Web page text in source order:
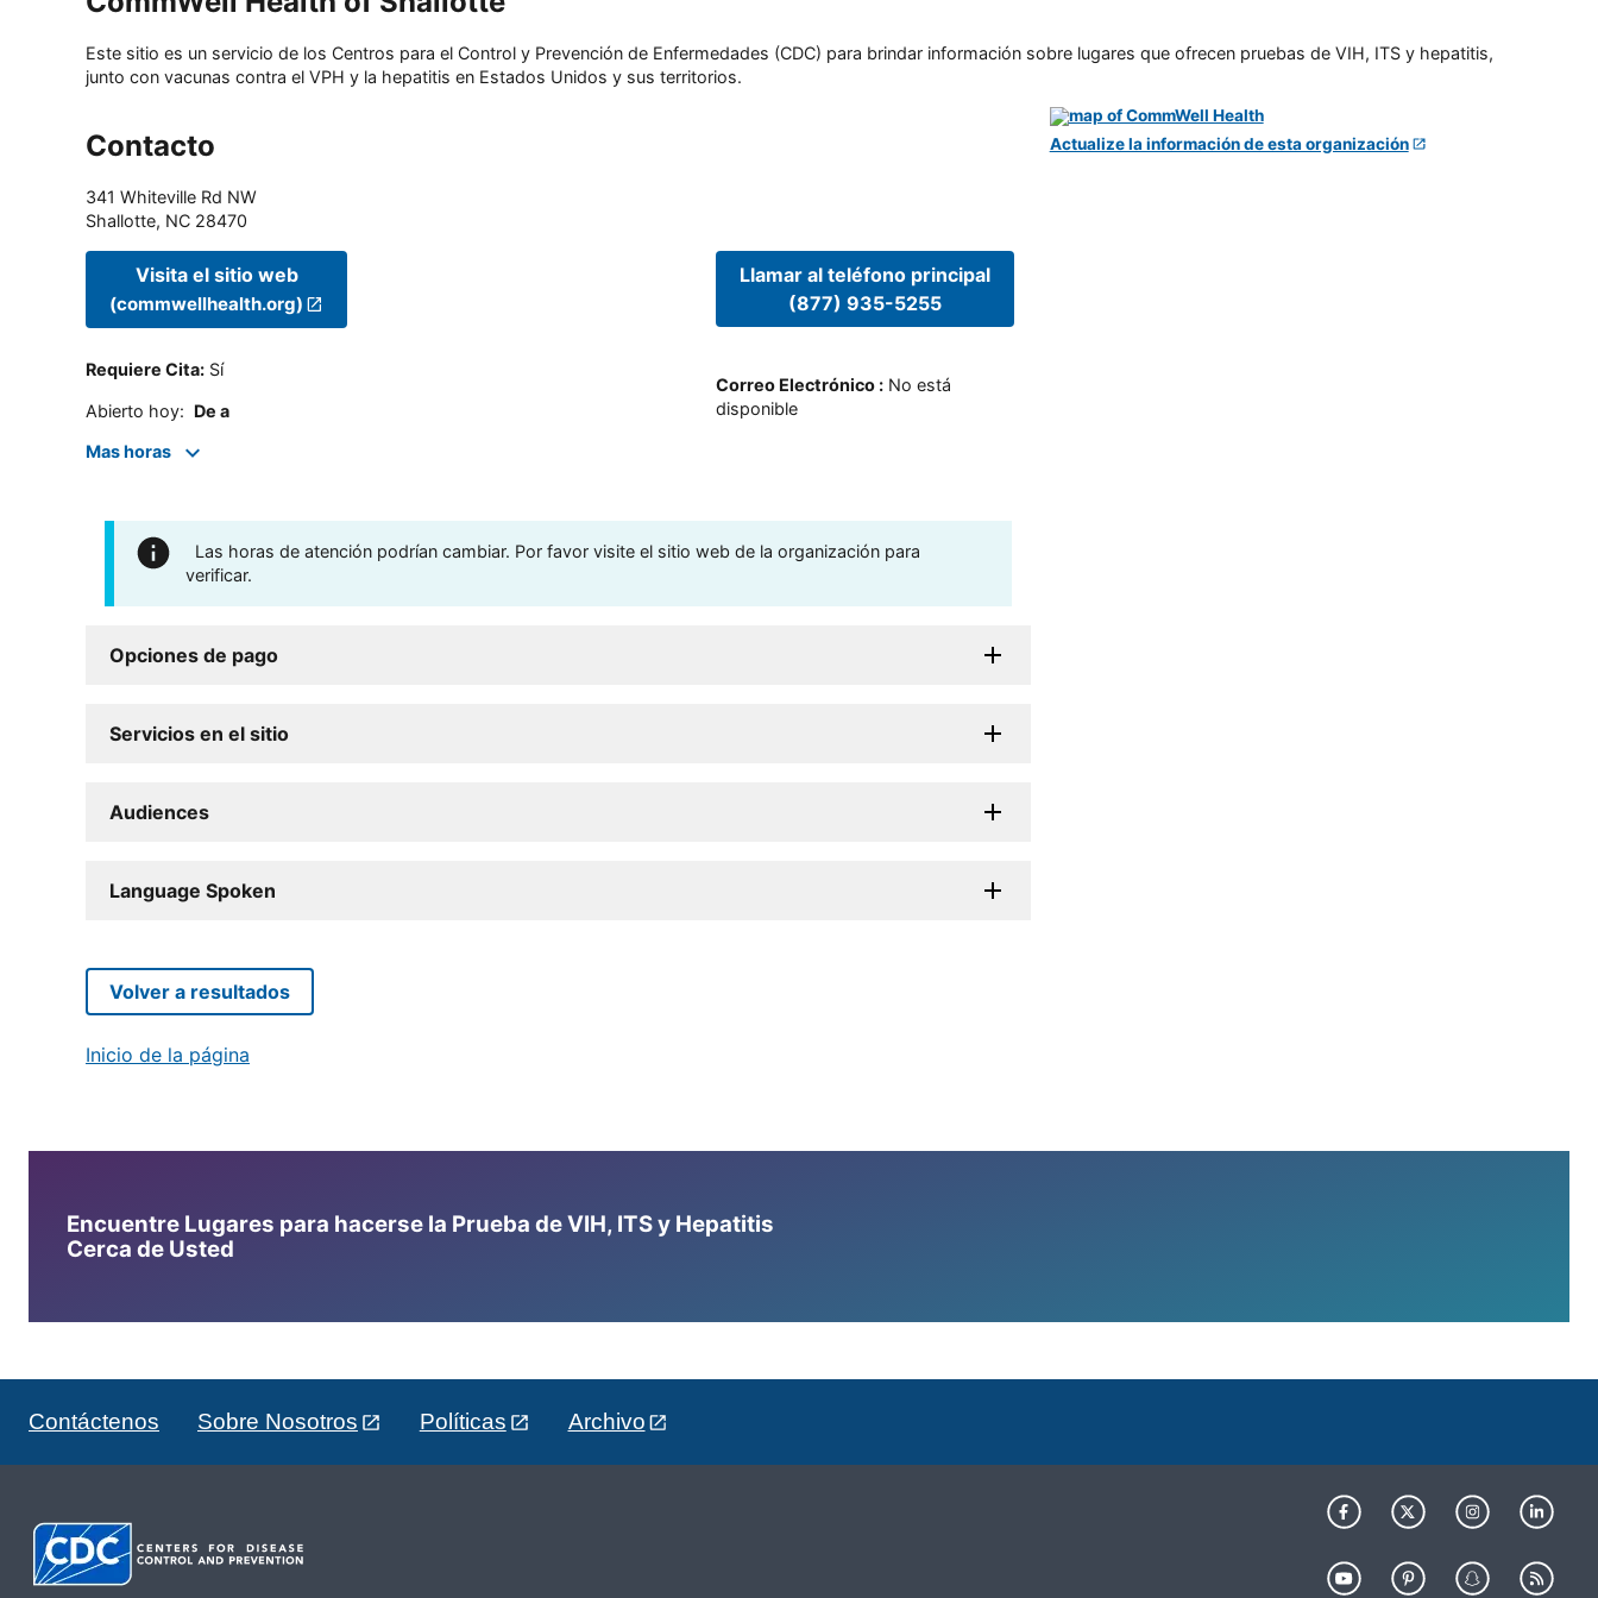
Este sitio es un servicio de los Centros para el Control y Prevención de Enfermedades (CDC) para brindar información sobre lugares que ofrecen pruebas de VIH, ITS y hepatitis,
junto con vacunas contra el VPH y la hepatitis en Estados Unidos y sus territorios.
Contacto
341 Whiteville Rd NW
Shallotte, NC 28470
Visita el sitio web
(commwellhealth.org)
Requiere Cita: Sí
Abierto hoy: De a
Mas horas
Llamar al teléfono principal
(877) 935-5255
Correo Electrónico: No está
disponible
Las horas de atención podrían cambiar. Por favor visite el sitio web de la organización para
verificar.
Opciones de pago
Servicios en el sitio
Audiences
Language Spoken
Actualize la información de esta organización
Volver a resultados
Inicio de la página
Encuentre Lugares para hacerse la Prueba de VIH, ITS y Hepatitis
Cerca de Usted
Contáctenos Sobre Nosotros Políticas Archivo